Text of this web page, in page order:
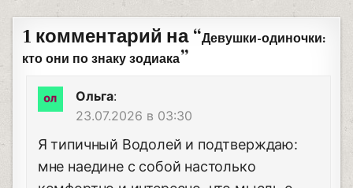
1 комментарий на “Девушки-одиночки:
кто они по знаку зодиака”
Ольга:
23.07.2026 в 03:30
Я типичный Водолей и подтверждаю:
мне наедине с собой настолько